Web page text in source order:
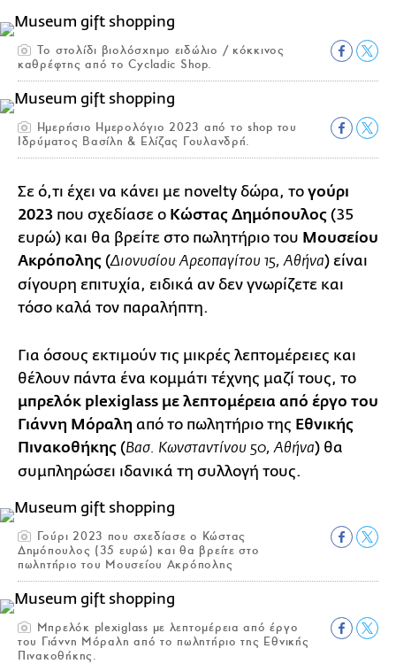
Το στολίδι βιολόσχημο ειδώλιο / κόκκινος
καθρέφτης από το Cycladic Shop.
Ημερήσιο Ημερολόγιο 2023 από το shop του
Ιδρύματος Βασίλη & Ελίζας Γουλανδρή.
Σε ό,τι έχει να κάνει με novelty δώρα, το γούρι
2023 που σχεδίασε ο Κώστας Δημόπουλος (35
ευρώ) και θα βρείτε στο πωλητήριο του Μουσείου
Ακρόπολης (Διονυσίου Αρεοπαγίτου 15, Αθήνα) είναι
σίγουρη επιτυχία, ειδικά αν δεν γνωρίζετε και
τόσο καλά τον παραλήπτη.
Για όσους εκτιμούν τις μικρές λεπτομέρειες και
θέλουν πάντα ένα κομμάτι τέχνης μαζί τους, το
μπρελόκ plexiglass με λεπτομέρεια από έργο του
Γιάννη Μόραλη από το πωλητήριο της Εθνικής
Πινακοθήκης (Βασ. Κωνσταντίνου 50, Αθήνα) θα
συμπληρώσει ιδανικά τη συλλογή τους.
Γούρι 2023 που σχεδίασε ο Κώστας
Δημόπουλος (35 ευρώ) και θα βρείτε στο
πωλητήριο του Μουσείου Ακρόπολης
Mπρελόκ plexiglass με λεπτομέρεια από έργο
του Γιάννη Μόραλη από το πωλητήριο της Εθνικής
Πινακοθήκης.